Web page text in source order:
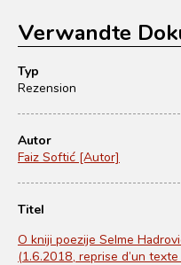
Verwandte
Typ
Rezension
Autor
Faiz Softić [Autor]
Titel
O kniji poezije Selme
(1.6.2018, reprise d’un